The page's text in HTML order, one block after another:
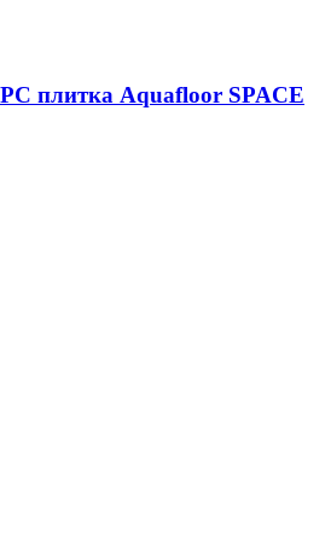
плитка Aquafloor SPACE